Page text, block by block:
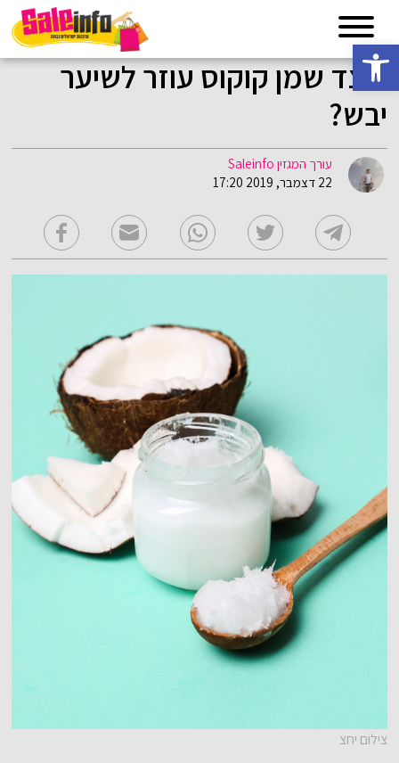
פתח סרגל נגישות
כיצד שמן קוקוס עוזר לשיער
יבש?
עורך המגזין Saleinfo
22 דצמבר, 2019 17:20
צילום יחצ